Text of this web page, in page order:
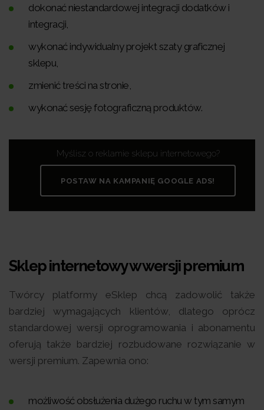
dokonać niestandardowej integracji dodatków i
integracji,
wykonać indywidualny projekt szaty graficznej
sklepu,
zmienić treści na stronie,
wykonać sesję fotograficzną produktów.
Myślisz o reklamie sklepu internetowego?
POSTAW NA KAMPANIĘ GOOGLE ADS!
Sklep internetowy w wersji premium
Twórcy platformy eSklep chcą zadowolić także
bardziej wymagających klientów, dlatego oprócz
standardowej wersji oprogramowania i abonamentu
oferują także bardziej rozbudowane rozwiązanie w
wersji premium. Zapewnia ono:
możliwość obsłużenia dużego ruchu w tym samym